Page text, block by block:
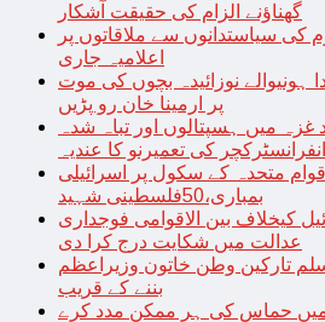
گھناؤنے الزام کی حقیقت آشکار
کی سیاستدانوں سے ملاقاتوں پر
اعلامیہ جاری
ہونیوالے نوزائیدہ بچوں کی موت
پر ارمینا خان رو پڑیں
میں ہسپتالوں اور تباہ شدہ
انفرانسٹرکچر کی تعمیرنو کا عندیہ
متحدہ کے سکول پر اسرائیلی
بمباری،50فلسطینی شہید
کیخلاف بین الاقوامی فوجداری
عدالت میں شکایت درج کرا دی
تارکین وطن خاتون وزیراعظم
بننے کے قریب
میں حماس کی ہر ممکن مدد کرے